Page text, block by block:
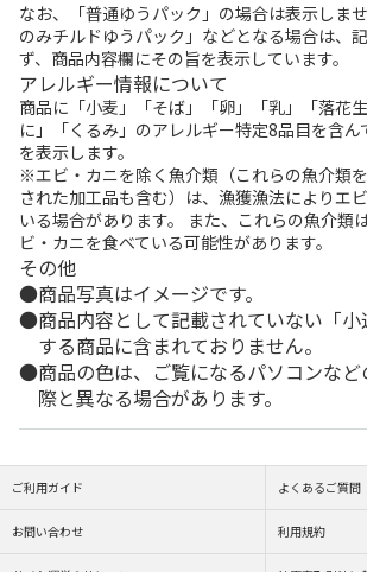
なお、「普通ゆうパック」の場合は表示しま
のみチルドゆうパック」などとなる場合は、
ず、商品内容欄にその旨を表示しています。
アレルギー情報について
商品に「小麦」「そば」「卵」「乳」「落花
に」「くるみ」のアレルギー特定8品目を含
を表示します。
※エビ・カニを除く魚介類（これらの魚介類
された加工品も含む）は、漁獲漁法によりエ
いる場合があります。 また、これらの魚介類
ビ・カニを食べている可能性があります。
その他
商品写真はイメージです。
商品内容として記載されていない「
する商品に含まれておりません。
商品の色は、ご覧になるパソコンな
際と異なる場合があります。
ご利用ガイド よくあるご質問
お問い合わせ 利用規約